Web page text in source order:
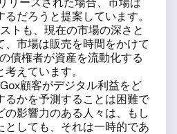
だろうと提案しています。
トも、現在の市場の深さと
市場は販売を時間をかけて
債権者が資産を流動化する
えています。
顧客がデジタル利益をど
るかを予測することは困難で
影響力のある人々は、もし
としても、それは一時的であ